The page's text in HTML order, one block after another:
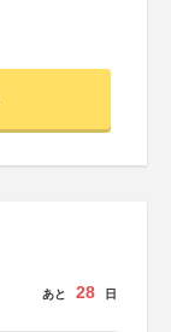
あと 28 日